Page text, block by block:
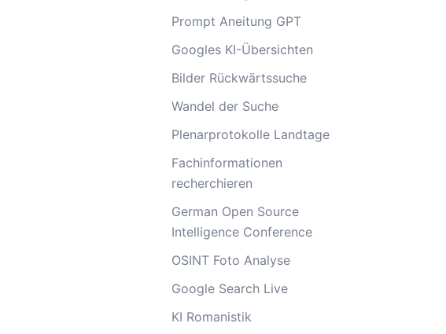
Prompt Aneitung GPT
Googles KI-Übersichten
Bilder Rückwärtssuche
Wandel der Suche
Plenarprotokolle Landtage
Fachinformationen
recherchieren
German Open Source
Intelligence Conference
OSINT Foto Analyse
Google Search Live
KI Romanistik